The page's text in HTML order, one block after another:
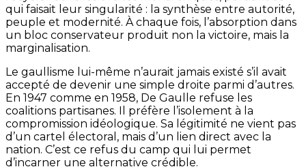
qui faisait leur singularité : la synthèse entre autorité,
peuple et modernité. À chaque fois, l’absorption dans
un bloc conservateur produit non la victoire, mais la
marginalisation.
Le gaullisme lui-même n’aurait jamais existé s’il avait
accepté de devenir une simple droite parmi d’autres.
En 1947 comme en 1958, De Gaulle refuse les
coalitions partisanes. Il préfère l’isolement à la
compromission idéologique. Sa légitimité ne vient pas
d’un cartel électoral, mais d’un lien direct avec la
nation. C’est ce refus du camp qui lui permet
d’incarner une alternative crédible.